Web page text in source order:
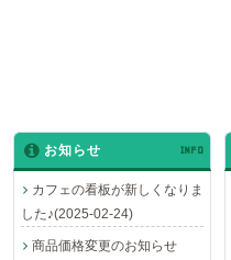
お知らせ INFO
カフェの看板が新しくなりま
した♪(2025-02-24)
商品価格変更のお知らせ